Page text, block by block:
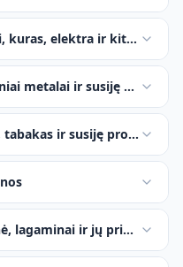
kuras, elektra ir kiti
metalai ir susiję
ir susiję produktai
lagaminai ir jų priedai